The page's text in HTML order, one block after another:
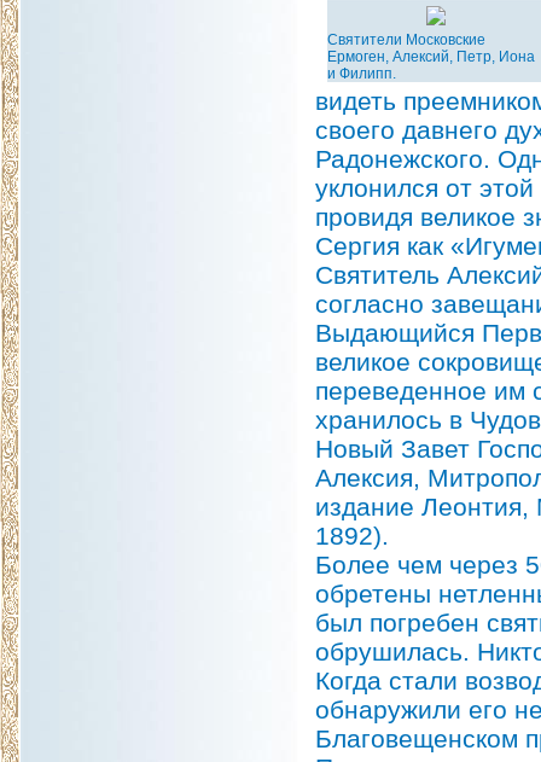
Святители Московские
Ермоген, Алексий, Петр, Иона
и Филипп.
видеть
своего давнего
Радонежского.
уклонился от
провидя великое
Сергия как
Святитель
согласно
Выдающийся
великое
переведенное им
хранилось в
Новый Завет
Алексия,
издание Леонтия,
1892).
Более чем через
обретены
был погребен
обрушилась.
Когда стали
обнаружили его
Благовещенском